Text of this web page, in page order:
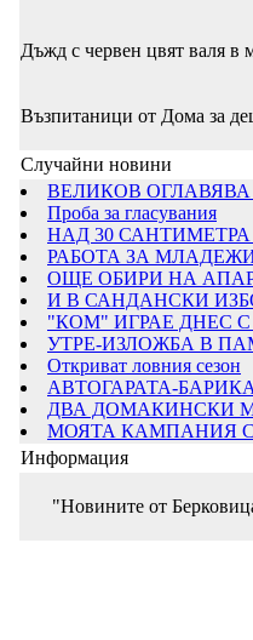
Дъжд с червен цвят валя в
Възпитаници от Дома за
Случайни новини
ВЕЛИКОВ
Проба за гласувания
НАД 30
РАБОТА ЗА МЛАДЕЖИ
ОЩЕ ОБИРИ НА
И В САНДАНСКИ
"КОМ" ИГРАЕ ДНЕС
УТРЕ-ИЗЛОЖБА В
Откриват ловния сезон
АВТОГАРАТА-
ДВА ДОМАКИНСКИ
МОЯТА КАМПАНИЯ
Информация
"Новините от